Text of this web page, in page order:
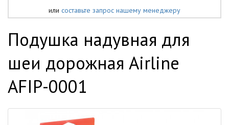
или составьте запрос нашему менеджеру
Подушка надувная для
шеи дорожная Airline
AFIP-0001